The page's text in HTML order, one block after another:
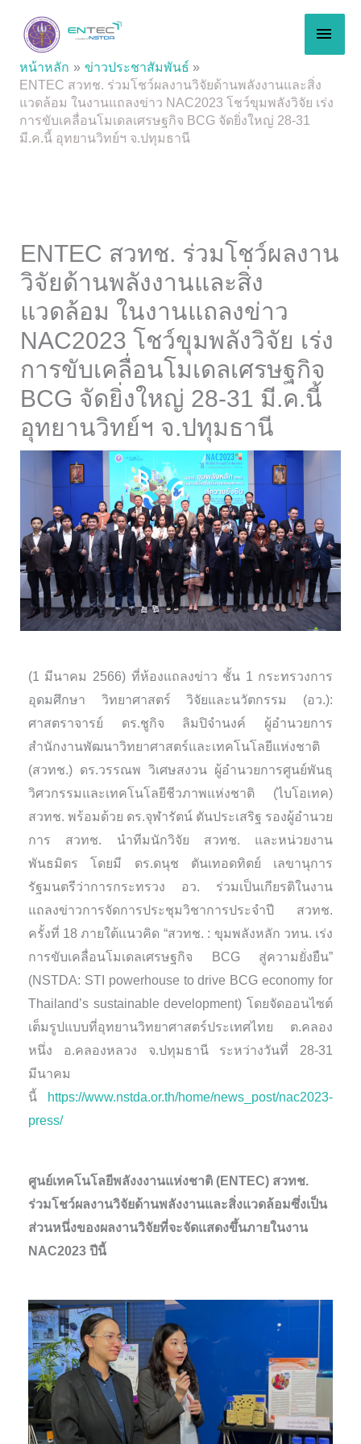
content
หน้าหลัก
ข่าวประชาสัมพันธ์
ENTEC สวทช. ร่วมโชว์ผลงานวิจัยด้านพลังงานและสิ่ง
แวดล้อม ในงานแถลงข่าว NAC2023 โชว์ขุมพลังวิจัย เร่ง
การขับเคลื่อนโมเดลเศรษฐกิจ BCG จัดยิ่งใหญ่ 28-31
มี.ค.นี้ อุทยานวิทย์ฯ จ.ปทุมธานี
ENTEC สวทช. ร่วมโชว์ผลงาน
วิจัยด้านพลังงานและสิ่ง
แวดล้อม ในงานแถลงข่าว
NAC2023 โชว์ขุมพลังวิจัย เร่ง
การขับเคลื่อนโมเดลเศรษฐกิจ
BCG จัดยิ่งใหญ่ 28-31 มี.ค.นี้
อุทยานวิทย์ฯ จ.ปทุมธานี
(1 มีนาคม 2566) ที่ห้องแถลงข่าว ชั้น 1 กระทรวงการ
อุดมศึกษา วิทยาศาสตร์ วิจัยและนวัตกรรม (อว.):
ศาสตราจารย์ ดร.ชูกิจ ลิมปิจำนงค์ ผู้อำนวยการ
สำนักงานพัฒนาวิทยาศาสตร์และเทคโนโลยีแห่งชาติ
(สวทช.) ดร.วรรณพ วิเศษสงวน ผู้อำนวยการศูนย์พันธุ
วิศวกรรมและเทคโนโลยีชีวภาพแห่งชาติ (ไบโอเทค)
สวทช. พร้อมด้วย ดร.จุฬารัตน์ ตันประเสริฐ รองผู้อำนวย
การ สวทช. นำทีมนักวิจัย สวทช. และหน่วยงาน
พันธมิตร โดยมี ดร.ดนุช ตันเทอดทิตย์ เลขานุการ
รัฐมนตรีว่าการกระทรวง อว. ร่วมเป็นเกียรติในงาน
แถลงข่าวการจัดการประชุมวิชาการประจำปี สวทช.
ครั้งที่ 18 ภายใต้แนวคิด “สวทช. : ขุมพลังหลัก วทน. เร่ง
การขับเคลื่อนโมเดลเศรษฐกิจ BCG สู่ความยั่งยืน”
(NSTDA: STI powerhouse to drive BCG economy for
Thailand’s sustainable development) โดยจัดออนไซต์
เต็มรูปแบบที่อุทยานวิทยาศาสตร์ประเทศไทย ต.คลอง
หนึ่ง อ.คลองหลวง จ.ปทุมธานี ระหว่างวันที่ 28-31
มีนาคม
นี้ https://www.nstda.or.th/home/news_post/nac2023-
press/
ศูนย์เทคโนโลยีพลังงงานแห่งชาติ (ENTEC) สวทช.
ร่วมโชว์ผลงานวิจัยด้านพลังงานและสิ่งแวดล้อมซึ่งเป็น
ส่วนหนึ่งของผลงานวิจัยที่จะจัดแสดงขึ้นภายในงาน
NAC2023 ปีนี้